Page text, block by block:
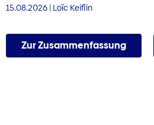
15.08.2026 | Loïc Keiflin
Zur Zusammenfassung